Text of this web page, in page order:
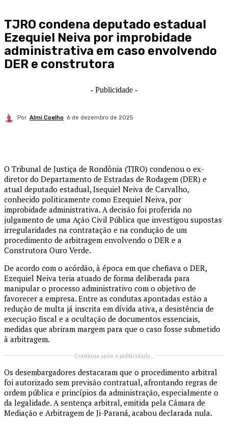
TJRO condena deputado estadual
Ezequiel Neiva por improbidade
administrativa em caso envolvendo
DER e construtora
- Publicidade -
Por Almi Coelho 6 de dezembro de 2025
O Tribunal de Justiça de Rondônia (TJRO) condenou o ex-
diretor do Departamento de Estradas de Rodagem (DER) e
atual deputado estadual, Isequiel Neiva de Carvalho,
conhecido politicamente como Ezequiel Neiva, por
improbidade administrativa. A decisão foi proferida no
julgamento de uma Ação Civil Pública que investigou supostas
irregularidades na contratação e na condução de um
procedimento de arbitragem envolvendo o DER e a
Construtora Ouro Verde.
De acordo com o acórdão, à época em que chefiava o DER,
Ezequiel Neiva teria atuado de forma deliberada para
manipular o processo administrativo com o objetivo de
favorecer a empresa. Entre as condutas apontadas estão a
redução de multa já inscrita em dívida ativa, a desistência de
execução fiscal e a ocultação de documentos essenciais,
medidas que abriram margem para que o caso fosse submetido
à arbitragem.
Continua após a publicidade..
Os desembargadores destacaram que o procedimento arbitral
foi autorizado sem previsão contratual, afrontando regras de
ordem pública e princípios da administração, especialmente o
da legalidade. A sentença arbitral, emitida pela Câmara de
Mediação e Arbitragem de Ji-Paraná, acabou declarada nula.